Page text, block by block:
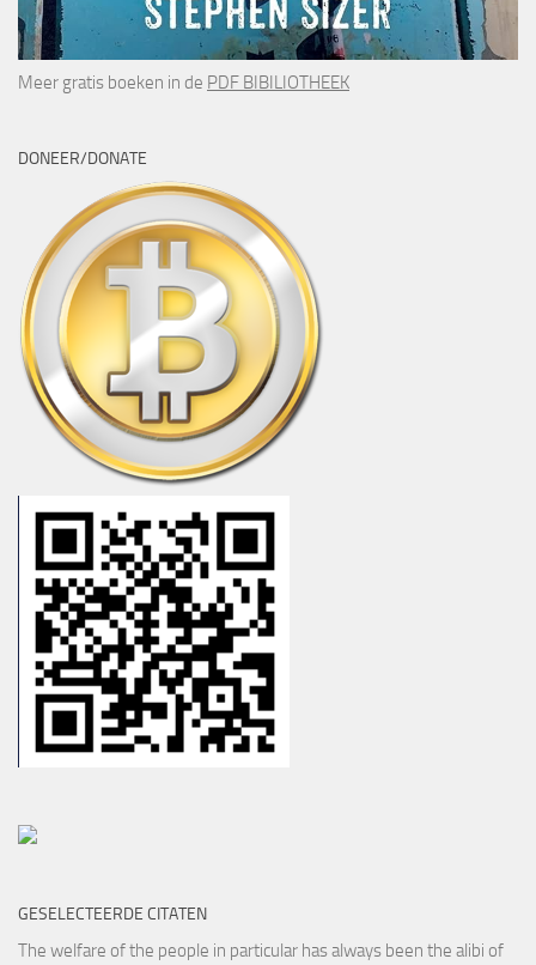
Meer gratis boeken in de PDF BIBILIOTHEEK
DONEER/DONATE
GESELECTEERDE CITATEN
The welfare of the people in particular has always been the alibi of